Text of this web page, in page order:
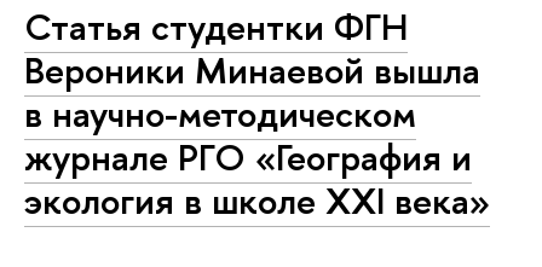
Статья студентки ФГН
Вероники Минаевой вышла
в научно-методическом
журнале РГО «География и
экология в школе XXI века»